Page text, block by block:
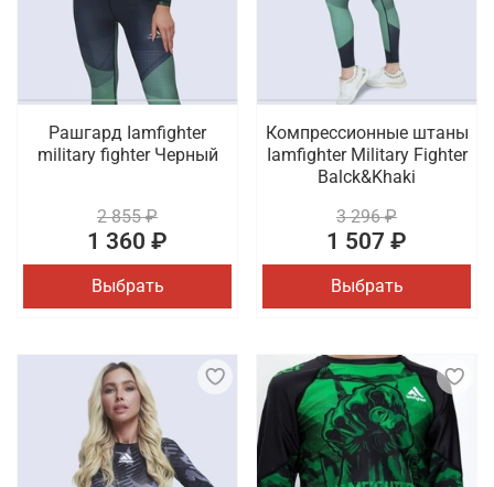
Рашгард Iamfighter
military fighter Черный
2 855 ₽
1 360 ₽
Выбрать
Компрессионные штаны
Iamfighter Military Fighter
Balck&Khaki
3 296 ₽
1 507 ₽
Выбрать